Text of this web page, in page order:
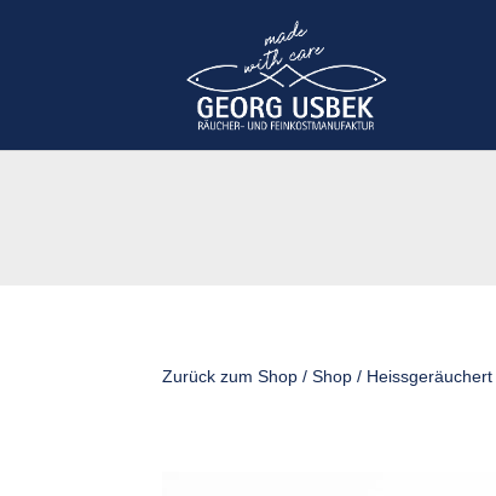
Zurück zum Shop /Shop / Heissgeräuchert